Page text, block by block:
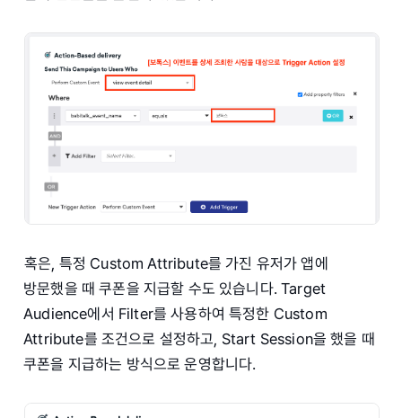
혹은, 특정 Custom Attribute를 가진 유저가 앱에
방문했을 때 쿠폰을 지급할 수도 있습니다. Target
Audience에서 Filter를 사용하여 특정한 Custom
Attribute를 조건으로 설정하고, Start Session을 했을 때
쿠폰을 지급하는 방식으로 운영합니다.